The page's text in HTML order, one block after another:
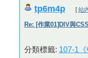
tp6m4p [站
Re: [作業01]DIV與
分類標籤: 107-1